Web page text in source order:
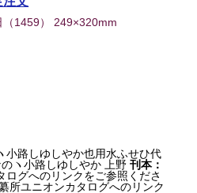
（1459） 249×320mm
小路しゆしやか也用水ふせひ代
のヽ小路しゆしやか 上野 刊本：
ログへのリンクをご参照くださ
所ユニオンカタログへのリンク